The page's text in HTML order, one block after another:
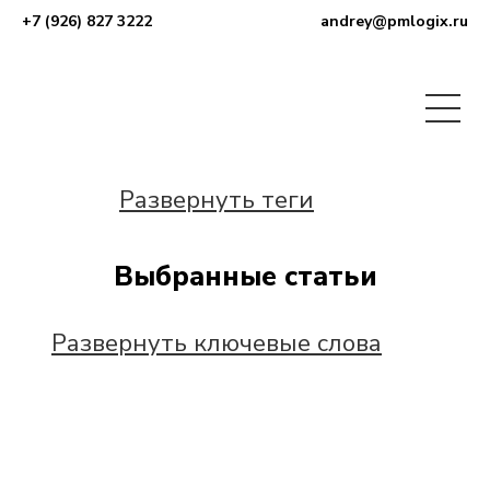
+7 (926) 827 3222 andrey@pmlogix.ru
Развернуть теги
Выбранные статьи
Развернуть ключевые слова